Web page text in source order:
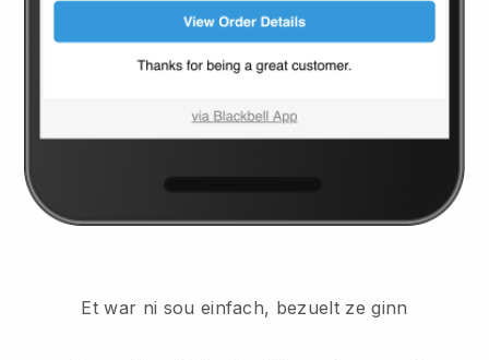
Et war ni sou einfach, bezuelt ze ginn